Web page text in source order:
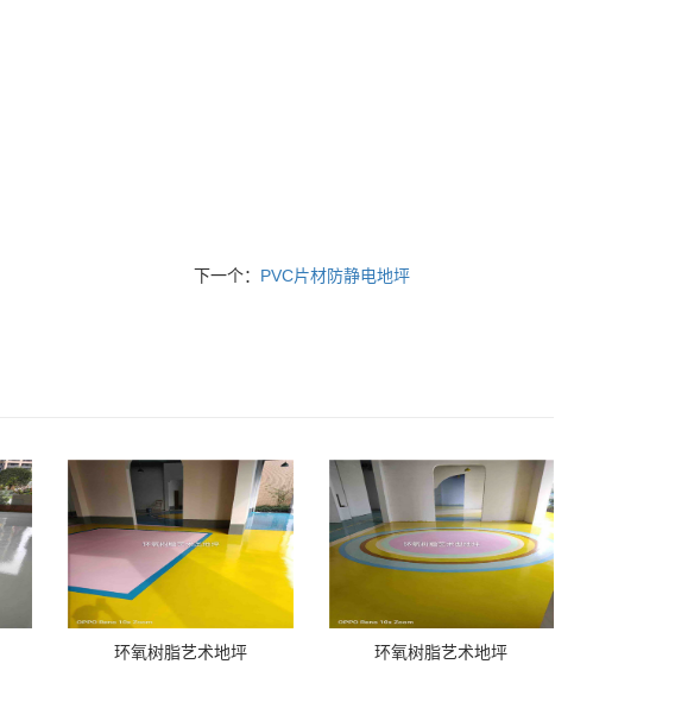
下一个： PVC片材防静电地坪
环氧树脂艺术地坪 环氧树脂艺术地坪